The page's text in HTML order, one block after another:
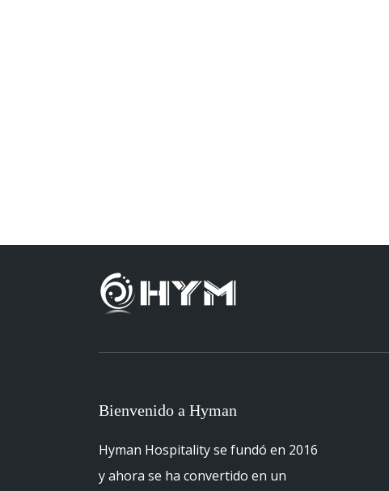
Bienvenido a Hyman
Hyman Hospitality se fundó en 2016
y ahora se ha convertido en un